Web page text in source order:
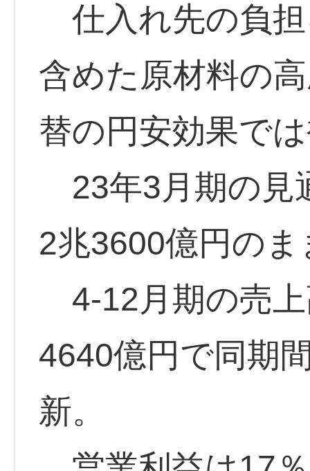
仕入れ先の負
含めた原材料の
替の円安効果で
23年3月期の見
2兆3600億円の
4-12月期の売
4640億円で同期
新。